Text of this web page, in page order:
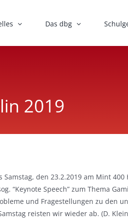
Das dbg
2019
den 23.2.2019 am Mint
Speech” zum Thema
und Fragestellungen zu den
reisten wir wieder ab. (D.